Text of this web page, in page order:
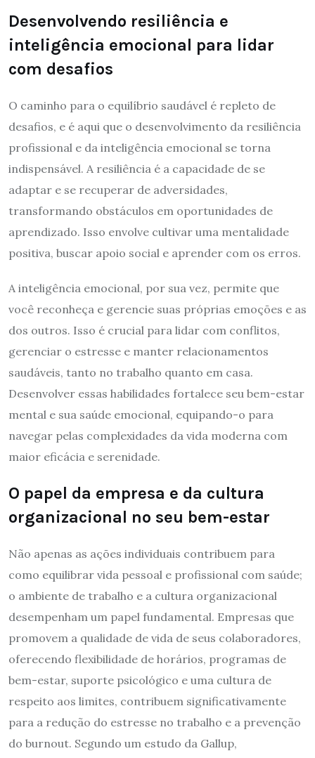
Desenvolvendo resiliência e
inteligência emocional para lidar
com desafios
O caminho para o equilíbrio saudável é repleto de
desafios, e é aqui que o desenvolvimento da resiliência
profissional e da inteligência emocional se torna
indispensável. A resiliência é a capacidade de se
adaptar e se recuperar de adversidades,
transformando obstáculos em oportunidades de
aprendizado. Isso envolve cultivar uma mentalidade
positiva, buscar apoio social e aprender com os erros.
A inteligência emocional, por sua vez, permite que
você reconheça e gerencie suas próprias emoções e as
dos outros. Isso é crucial para lidar com conflitos,
gerenciar o estresse e manter relacionamentos
saudáveis, tanto no trabalho quanto em casa.
Desenvolver essas habilidades fortalece seu bem-estar
mental e sua saúde emocional, equipando-o para
navegar pelas complexidades da vida moderna com
maior eficácia e serenidade.
O papel da empresa e da cultura
organizacional no seu bem-estar
Não apenas as ações individuais contribuem para
como equilibrar vida pessoal e profissional com saúde;
o ambiente de trabalho e a cultura organizacional
desempenham um papel fundamental. Empresas que
promovem a qualidade de vida de seus colaboradores,
oferecendo flexibilidade de horários, programas de
bem-estar, suporte psicológico e uma cultura de
respeito aos limites, contribuem significativamente
para a redução do estresse no trabalho e a prevenção
do burnout. Segundo um estudo da Gallup,